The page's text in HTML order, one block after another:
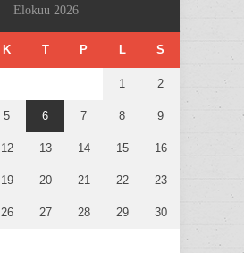
Elokuu 2026
K T P L S
1 2
5 6 7 8 9
12 13 14 15 16
19 20 21 22 23
26 27 28 29 30